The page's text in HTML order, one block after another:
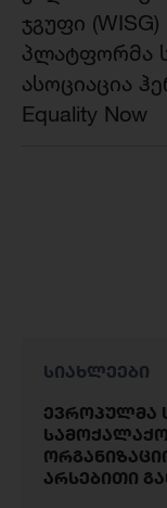
ჯგუფი (WISG)
პლატფორმა
ასოციაცია
Equality Now
სიახლეები
ევროპულმა
სამოქალაქო
არსებითი